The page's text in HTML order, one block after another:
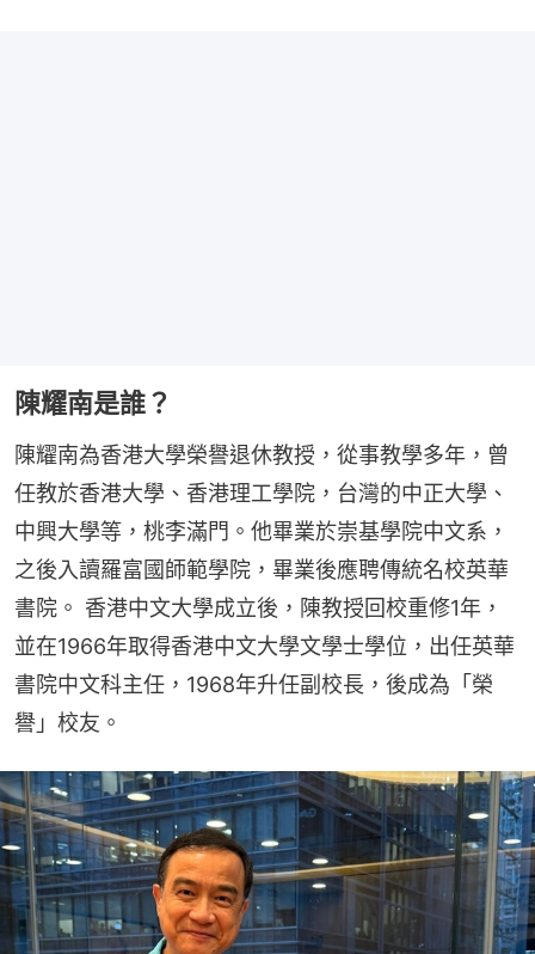
陳耀南是誰？
陳耀南為香港大學榮譽退休教授，從事教學多年，曾
任教於香港大學、香港理工學院，台灣的中正大學、
中興大學等，桃李滿門。他畢業於崇基學院中文系，
之後入讀羅富國師範學院，畢業後應聘傳統名校英華
書院。 香港中文大學成立後，陳教授回校重修1年，
並在1966年取得香港中文大學文學士學位，出任英華
書院中文科主任，1968年升任副校長，後成為「榮
譽」校友。